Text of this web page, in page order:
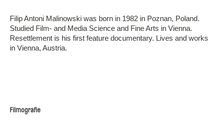
Filip Antoni Malinowski was born in 1982 in Poznan, Poland.
Studied Film- and Media Science and Fine Arts in Vienna.
Resettlement is his first feature documentary. Lives and works
in Vienna, Austria.
Filmografie